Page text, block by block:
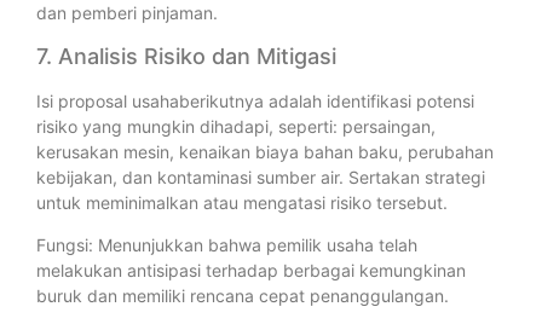
dan pemberi pinjaman.
7. Analisis Risiko dan Mitigasi
Isi proposal usahaberikutnya adalah identifikasi potensi
risiko yang mungkin dihadapi, seperti: persaingan,
kerusakan mesin, kenaikan biaya bahan baku, perubahan
kebijakan, dan kontaminasi sumber air. Sertakan strategi
untuk meminimalkan atau mengatasi risiko tersebut.
Fungsi: Menunjukkan bahwa pemilik usaha telah
melakukan antisipasi terhadap berbagai kemungkinan
buruk dan memiliki rencana cepat penanggulangan.